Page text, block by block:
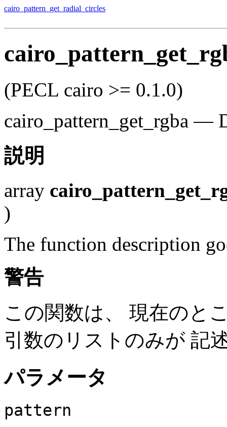
cairo_pattern_get_radial_circles
(PECL cairo >= 0.1.0)
cairo_pattern_get_rgba —
説明
array
)
The function description
警告
この関数は、 現在のと
引数のリストのみが 記
パラメータ
pattern